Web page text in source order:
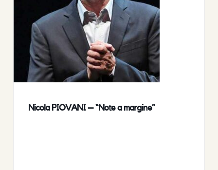
Nicola PIOVANI – “Note a margine”